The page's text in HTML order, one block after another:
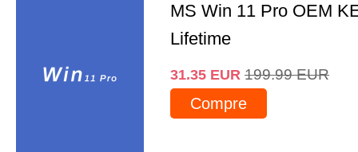
MS Win 11 Pro OEM
Lifetime
31.35 EUR 199.99 EUR
Compre